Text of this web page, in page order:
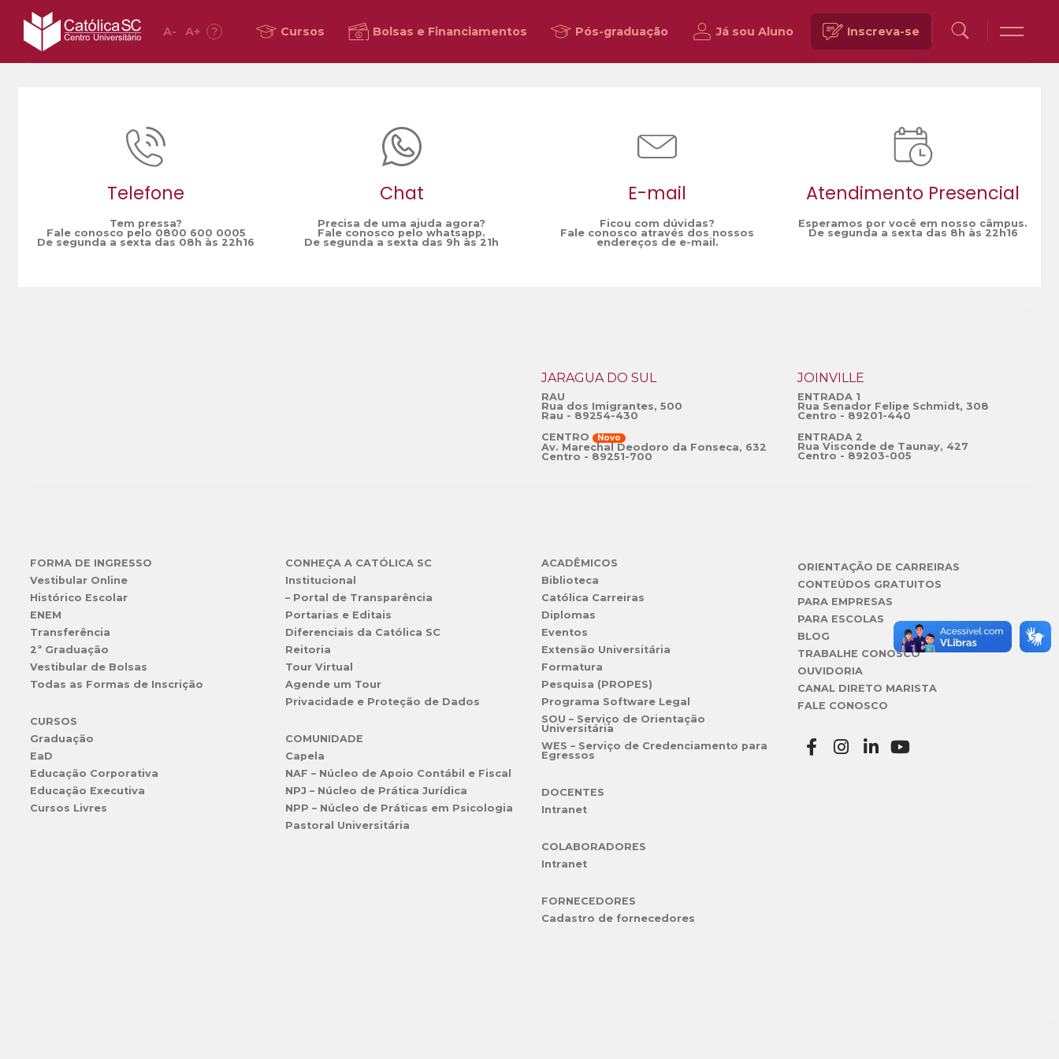
A- A+ ? Cursos Bolsas e Financiamentos Pós-graduação Já sou Aluno Inscreva-se
Home Juventude e educação para os Direitos Humanos
Telefone
Tem pressa?
Fale conosco pelo 0800 600 0005
De segunda a sexta das 08h às 22h16
Chat
Precisa de uma ajuda agora?
Fale conosco pelo whatsapp.
De segunda a sexta das 9h às 21h
E-mail
Ficou com dúvidas?
Fale conosco através dos nossos
endereços de e-mail.
Atendimento Presencial
Esperamos por você em nosso câmpus.
De segunda a sexta das 8h às 22h16
JARAGUÁ DO SUL
RAU
Rua dos Imigrantes, 500
Rau - 89254-430
CENTRO
Novo
Av. Marechal Deodoro da Fonseca, 632
Centro - 89251-700
JOINVILLE
ENTRADA 1
Rua Senador Felipe Schmidt, 308
Centro - 89201-440
ENTRADA 2
Rua Visconde de Taunay, 427
Centro - 89203-005
FORMA DE INGRESSO
Vestibular Online
Histórico Escolar
ENEM
Transferência
2ª Graduação
Vestibular de Bolsas
Todas as Formas de Inscrição
CURSOS
Graduação
EaD
Educação Corporativa
Educação Executiva
Cursos Livres
CONHEÇA A CATÓLICA SC
Institucional
– Portal de Transparência
Portarias e Editais
Diferenciais da Católica SC
Reitoria
Tour Virtual
Agende um Tour
Privacidade e Proteção de Dados
COMUNIDADE
Capela
NAF – Núcleo de Apoio Contábil e Fiscal
NPJ – Núcleo de Prática Jurídica
NPP – Núcleo de Práticas em Psicologia
Pastoral Universitária
ACADÊMICOS
Biblioteca
Católica Carreiras
Diplomas
Eventos
Extensão Universitária
Formatura
Pesquisa (PROPES)
Programa Software Legal
SOU – Serviço de Orientação
Universitária
WES – Serviço de Credenciamento para
Egressos
DOCENTES
Intranet
COLABORADORES
Intranet
FORNECEDORES
Cadastro de fornecedores
ORIENTAÇÃO DE CARREIRAS
CONTEÚDOS GRATUITOS
PARA EMPRESAS
PARA ESCOLAS
BLOG
TRABALHE CONOSCO
OUVIDORIA
CANAL DIRETO MARISTA
FALE CONOSCO